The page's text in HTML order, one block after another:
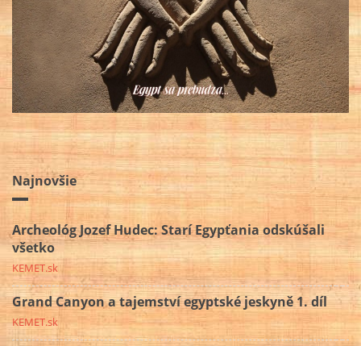
Najnovšie
Archeológ Jozef Hudec: Starí Egypťania odskúšali
všetko
KEMET.sk
Grand Canyon a tajemství egyptské jeskyně 1. díl
KEMET.sk